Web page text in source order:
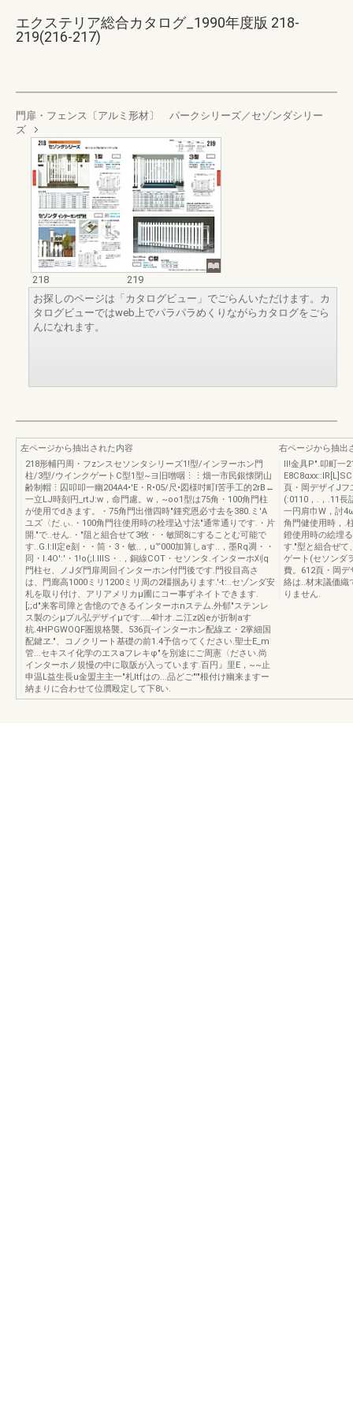
エクステリア総合カタログ_1990年度版 218-
219(216-217)
門扉・フェンス〔アルミ形材〕 パークシリーズ／セゾンダシリー
ズ
218
219
お探しのページは「カタログビュー」でごらんいただけます。カ
タログビューではweb上でパラパラめくりながらカタログをごら
んになれます。
左ページから抽出された内容
218形輔円周・フzンスセソンタシリーズ1!型/インヲーホン門
柱/3型/ウインクゲートC型1型~ヨ旧噌咽⋮⋮畑一市民銀懐閉山
齢制帽⋮囚叩叩一幽204A4•'E・R•05/尺•図様吋町l苦手工的2rB←
一立LJ時刻円_rtJ:w，命門慮。w，~oo1型は75角・100角門柱
が使用でdきます。・75角門出僧四時"鍾究恩必寸去を380.ミ'A
ユズ〈だ.ぃ.・100角門往使用時の栓埋込寸法"通常通りです.・片
開."で..せん.・"阻と組合せて3牧・・敏聞8にすることむ可能で
す..G.I:II定e刻・・筒・3・敏..，u‘'‘000加算しaす..，墨Rq凋・・
同・l.4O':'・1!o(;l.IIIS・.，銅線COT・セソンタ.インターホ刈q
門柱セ、ノJダ門扉周回インターホン付門後です.門役目高さ
は、門廊高1000ミリ1200ミリ周の2橿掴あります.'-t:..セゾンダ安
札を取り付け、アリアメリカμ圃にコー事ずネイトできます.
[;;d"来客司障と舎憶のできるインターホnステム.外郁"ステンレ
ス製のシμプル弘デザイμです..…4叶オ.ニ江z凶eが折制aす
杭.4HPGWOQF圏規格襲。536頁-インターホン配線ヱ・2掌細国
配鍵ヱ."、コノクリート基礎の前1.4予信ゥてください.聖士E_m
管...セキスイ化学のエスaフレキφ"を別途にご周憲〈ださい.尚
インターホノ規慢の中に取阪が入っています.百円』里E，~~止
申温L益生長u金盟主主一"札Itfはの...品どご"'"根付け幽来ますー
納まりに合わせて位贋殴定して下8い.
右ページから抽出
II!金具P".叩町一
頁・岡デザイJフ
(:0110，.，.11長
一円肩巾W，討
角門健使用時，.
鐙使用時の絵埋
す."型と組合ぜて
ゲート(セソンダ
費。612頁・岡
絡は..材末議価織
りません.